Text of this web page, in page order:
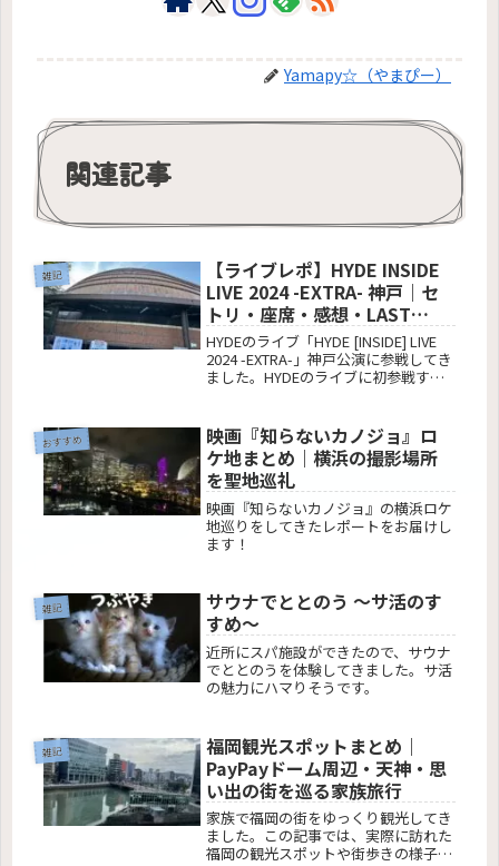
Yamapy☆（やまぴー）
関連記事
雑記
【ライブレポ】HYDE INSIDE
LIVE 2024 -EXTRA- 神戸｜セ
トリ・座席・感想・LAST
SONGの衝撃
HYDEのライブ「HYDE [INSIDE] LIVE
2024 -EXTRA-」神戸公演に参戦してき
ました。HYDEのライブに初参戦する
の感想を知りたい方に向けて、神戸公
演1日目（10/12）の様子をリアルにレ
ポートします。
おすすめ
映画『知らないカノジョ』ロ
ケ地まとめ｜横浜の撮影場所
を聖地巡礼
映画『知らないカノジョ』の横浜ロケ
地巡りをしてきたレポートをお届けし
ます！
雑記
サウナでととのう 〜サ活のす
すめ〜
近所にスパ施設ができたので、サウナ
でととのうを体験してきました。サ活
の魅力にハマりそうです。
雑記
福岡観光スポットまとめ｜
PayPayドーム周辺・天神・思
い出の街を巡る家族旅行
家族で福岡の街をゆっくり観光してき
ました。この記事では、実際に訪れた
福岡の観光スポットや街歩きの様子を